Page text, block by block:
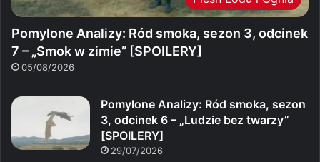
Pomylone Analizy: Ród smoka, sezon 3, odcinek
7 – „Smok w zimie” [SPOILERY]
05/08/2026
Pomylone Analizy: Ród smoka, sezon
3, odcinek 6 – „Ludzie bez twarzy”
[SPOILERY]
29/07/2026